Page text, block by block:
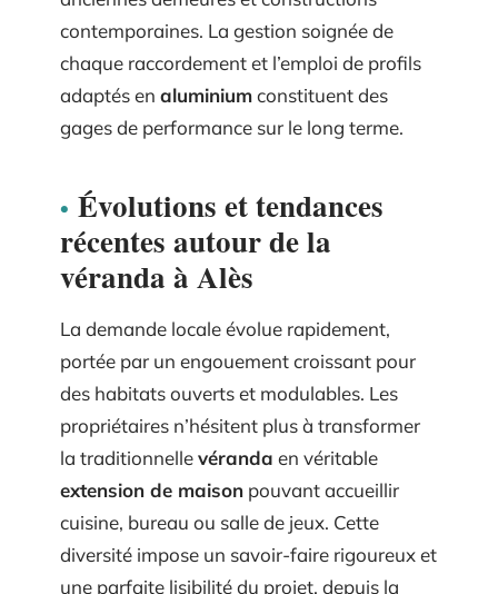
contemporaines. La gestion soignée de
chaque raccordement et l’emploi de profils
adaptés en aluminiumconstituent des
gages de performance sur le long terme.
Évolutions et tendances
récentes autour de la
véranda à Alès
La demande locale évolue rapidement,
portée par un engouement croissant pour
des habitats ouverts et modulables. Les
propriétaires n’hésitent plus à transformer
la traditionnellevéranda en véritable
extension de maison pouvant accueillir
cuisine, bureau ou salle de jeux. Cette
diversité impose un savoir-faire rigoureux et
une parfaite lisibilité du projet, depuis la